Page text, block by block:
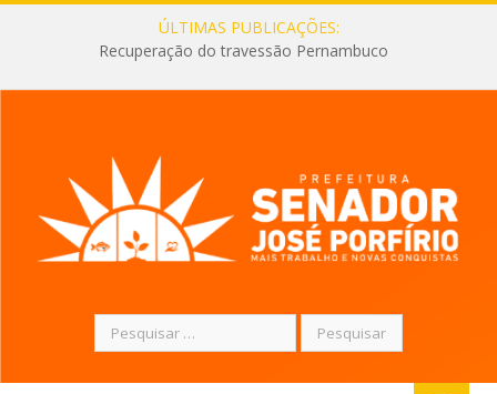
ÚLTIMAS PUBLICAÇÕES:
Recuperação do travessão Pernambuco
Pesquisar
por: